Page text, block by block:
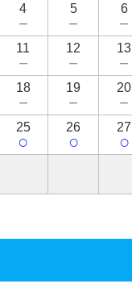
4
－
5
－
6
－
11
－
12
－
13
－
18
－
19
－
20
－
25
○
26
○
27
○